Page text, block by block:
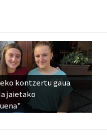
kontzertu gaua
jaietako